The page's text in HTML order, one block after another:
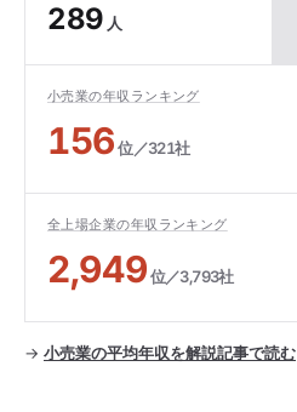
289 人
小売業の年収ランキング
156位／321社
全上場企業の年収ランキング
2,949位／3,793社
→ 小売業の平均年収を解説記事で読む